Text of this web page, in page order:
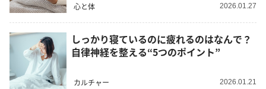
心と体 2026.01.27
しっかり寝ているのに疲れるのはなんで？
自律神経を整える“5つのポイント”
カルチャー 2026.01.21